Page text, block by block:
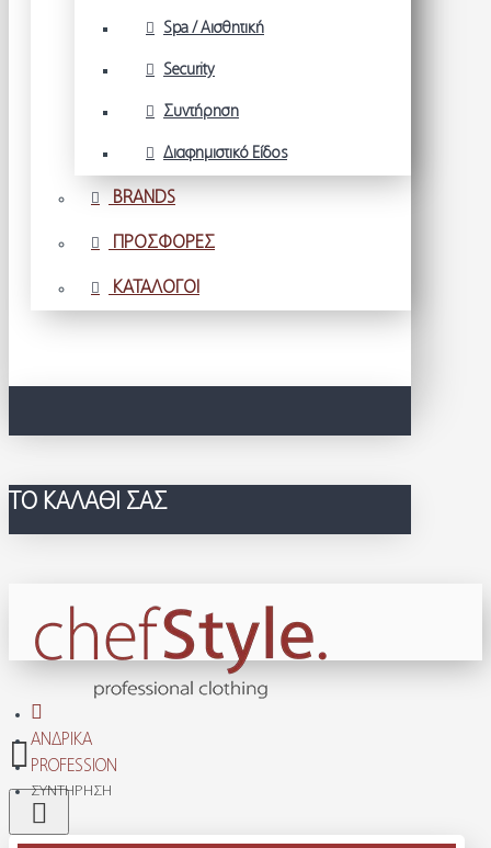
Spa / Αισθητική
Security
Συντήρηση
Διαφημιστικό Είδος
BRANDS
ΠΡΟΣΦΟΡΕΣ
ΚΑΤΑΛΟΓΟΙ
ΤΟ ΚΑΛΆΘΙ ΣΑΣ
ΑΝΔΡΙΚΆ
PROFESSION
ΣΥΝΤΉΡΗΣΗ